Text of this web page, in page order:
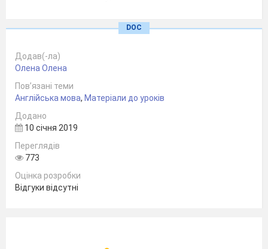
21.-they arrived too late, the teacher………
DOC
Додав(-ла)
Олена Олена
Пов’язані теми
Англійська мова, Матеріали до уроків
Додано
10 січня 2019
Переглядів
773
Оцінка розробки
Відгуки відсутні